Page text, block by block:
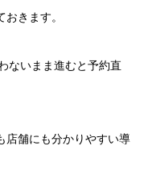
きます。
ないまま進むと予約直
店舗にも分かりやすい導